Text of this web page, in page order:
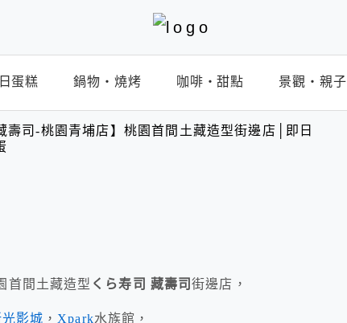
蛋糕 鍋物‧燒烤 咖啡‧甜點 景觀‧親子
壽司-桃園青埔店】桃園首間土藏造型街邊店│即日
首間土藏造型 くら寿司 藏壽司街邊店，
影城 ， Xpark水族館，